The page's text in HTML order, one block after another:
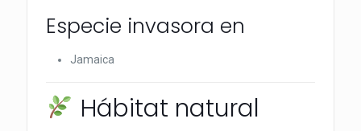
Especie invasora en
Jamaica
Hábitat natural